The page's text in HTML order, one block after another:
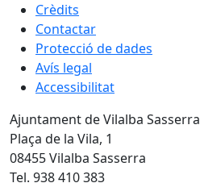
Crèdits
Contactar
Protecció de dades
Avís legal
Accessibilitat
Ajuntament de Vilalba Sasserra
Plaça de la Vila, 1
08455 Vilalba Sasserra
Tel. 938 410 383